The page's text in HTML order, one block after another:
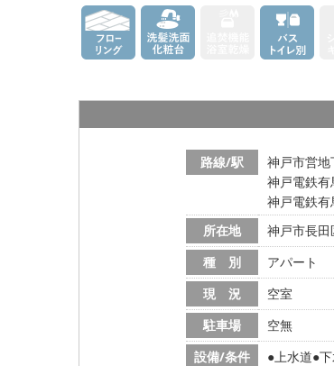
路線/駅
神戸市営
神戸電鉄
神戸電鉄
所在地
神戸市長田
種 別
アパート
現 況
空室
駐車場
空無
設備/条件
上水道